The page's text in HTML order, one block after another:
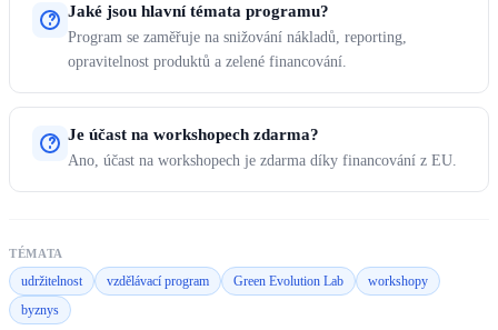
Jaké jsou hlavní témata programu?
Program se zaměřuje na snižování nákladů, reporting,
opravitelnost produktů a zelené financování.
Je účast na workshopech zdarma?
Ano, účast na workshopech je zdarma díky financování z EU.
TÉMATA
udržitelnost vzdělávací program Green Evolution Lab
workshopy
byznys